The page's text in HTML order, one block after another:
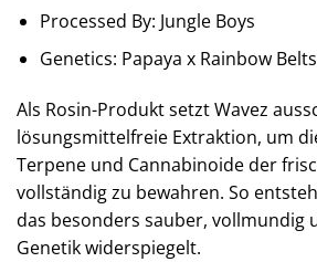
Processed By: Jungle Boys
Genetics: Papaya x Rainbow
Als Rosin-Produkt setzt Wavez
lösungsmittelfreie Extraktion, um
Terpene und Cannabinoide der
vollständig zu bewahren. So
das besonders sauber, vollmundig
Genetik widerspiegelt.